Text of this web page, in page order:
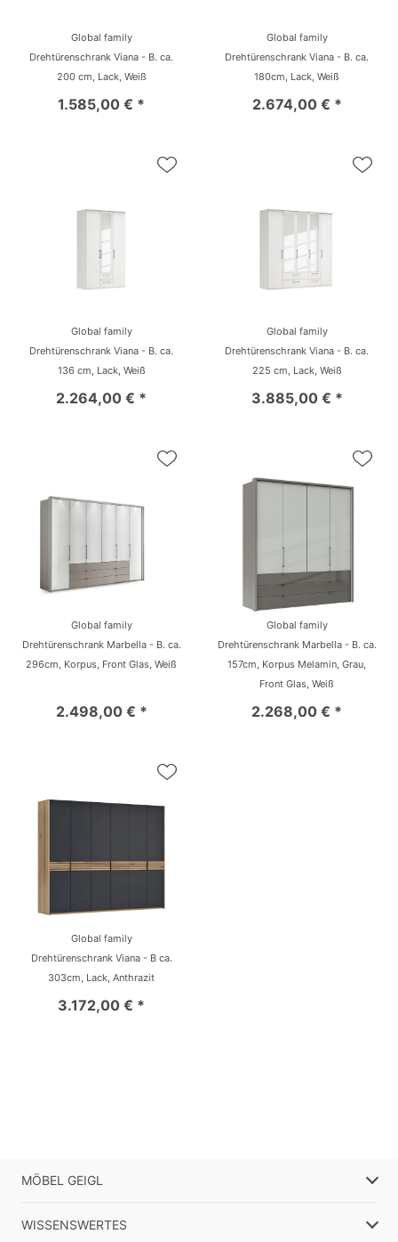
Global family
Drehtürenschrank Viana - B. ca.
200 cm, Lack, Weiß
1.585,00 € *
Global family
Drehtürenschrank Viana - B. ca.
180cm, Lack, Weiß
2.674,00 € *
Global family
Drehtürenschrank Viana - B. ca.
136 cm, Lack, Weiß
2.264,00 € *
Global family
Drehtürenschrank Viana - B. ca.
225 cm, Lack, Weiß
3.885,00 € *
Global family
Drehtürenschrank Marbella - B. ca.
296cm, Korpus, Front Glas, Weiß
2.498,00 € *
Global family
Drehtürenschrank Marbella - B. ca.
157cm, Korpus Melamin, Grau,
Front Glas, Weiß
2.268,00 € *
Global family
Drehtürenschrank Viana - B ca.
303cm, Lack, Anthrazit
3.172,00 € *
MÖBEL GEIGL
WISSENSWERTES